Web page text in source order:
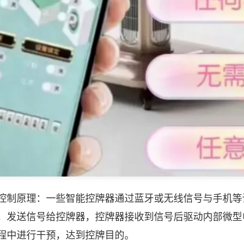
制原理：一些智能控牌器通过蓝牙或无线信号与手机
发送信号给控牌器，控牌器接收到信号后驱动内部微
中进行干预，达到控牌目的。